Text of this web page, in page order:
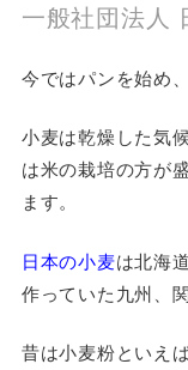
一般社団法人
今ではパンを始め
小麦は乾燥した気
は米の栽培の方が
ます。
日本の小麦は北海
作っていた九州、
昔は小麦粉といえ